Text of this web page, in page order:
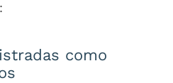
como